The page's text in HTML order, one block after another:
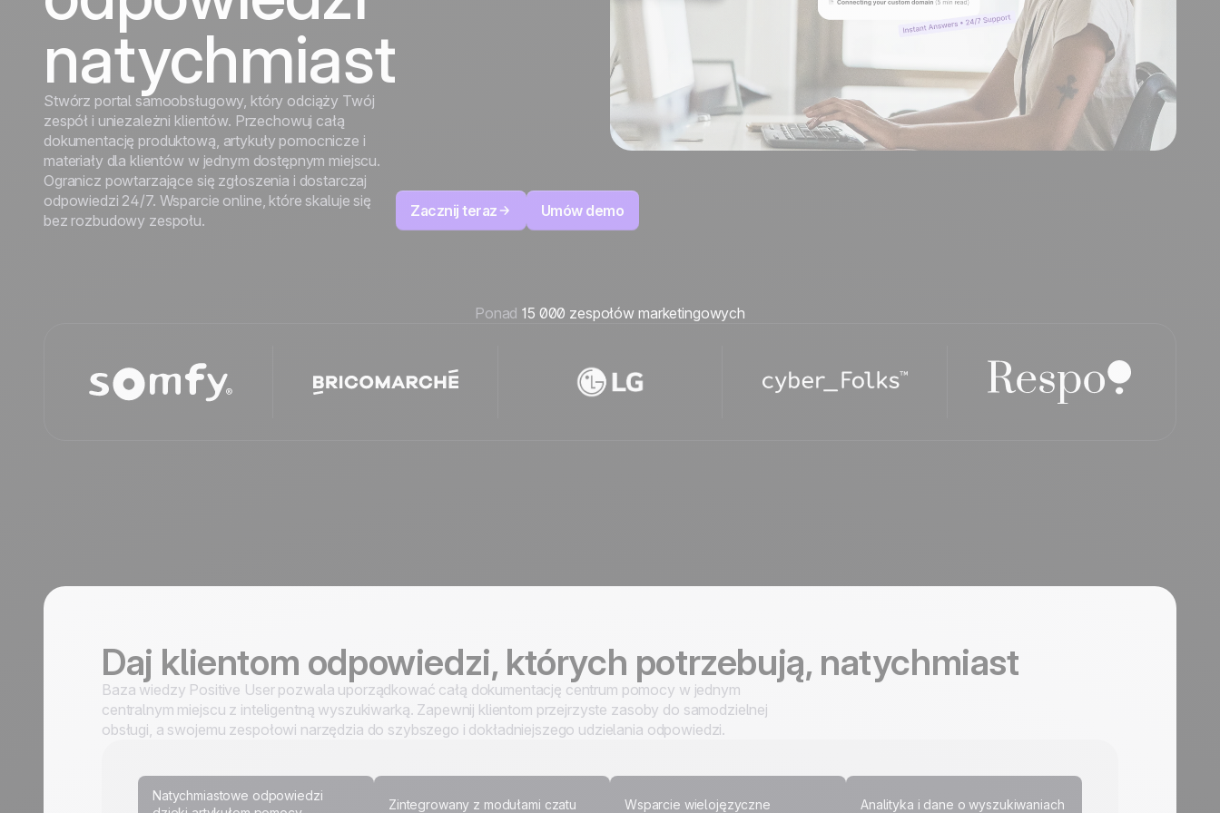
Turystyka
Odkryj
natychmiast
Stwórz portal samoobsługowy, który odciąży Twój
zespół i uniezależni klientów. Przechowuj całą
dokumentację produktową, artykuły pomocnicze i
materiały dla klientów w jednym dostępnym miejscu.
Ogranicz powtarzające się zgłoszenia i dostarczaj
odpowiedzi 24/7. Wsparcie online, które skaluje się
bez rozbudowy zespołu.
Zacznij teraz Umów demo
Ponad 15 000 zespołów marketingowych
Daj klientom odpowiedzi, których potrzebują, natychmiast
Baza wiedzy Positive User pozwala uporządkować całą dokumentację centrum pomocy w jednym
centralnym miejscu z inteligentną wyszukiwarką. Zapewnij klientom przejrzyste zasoby do samodzielnej
obsługi, a swojemu zespołowi narzędzia do szybszego i dokładniejszego udzielania odpowiedzi.
Natychmiastowe odpowiedzi
Zintegrowany z modułami czatu Wsparcie wielojęzyczne Analityka i dane o wyszukiwaniach